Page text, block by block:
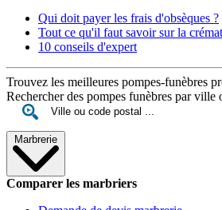
Qui doit payer les frais d'obsèques ?
Tout ce qu'il faut savoir sur la
10 conseils d'expert
Trouvez les meilleures pompes-funèbres
Rechercher des pompes funèbres par ville
Marbrerie
Comparer les marbriers